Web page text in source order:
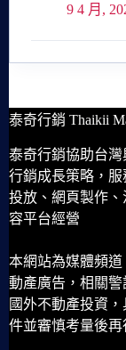
9 4 月,
泰奇行銷 Thaikii
泰奇行銷協助台
行銷成長策略，
投放、網頁製作
容平台經營
本網站為媒體頻
動產廣告，相關警
國外不動產投資
件並審慎考量後再